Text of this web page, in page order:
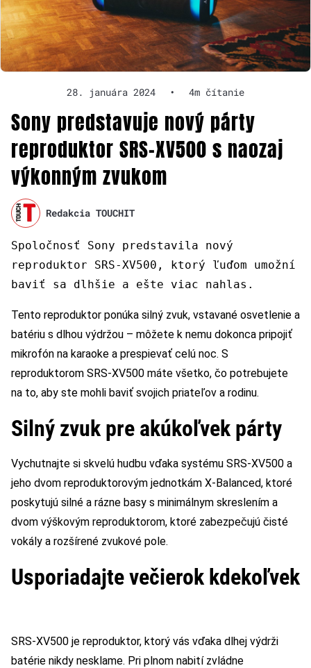
28. januára 2024 • 4m čítanie
Sony predstavuje nový párty
reproduktor SRS-XV500 s naozaj
výkonným zvukom
Redakcia TOUCHIT
Spoločnosť Sony predstavila nový
reproduktor SRS-XV500, ktorý ľuďom umožní
baviť sa dlhšie a ešte viac nahlas.
Tento reproduktor ponúka silný zvuk, vstavané osvetlenie a
batériu s dlhou výdržou – môžete k nemu dokonca pripojiť
mikrofón na karaoke a prespievať celú noc. S
reproduktorom SRS-XV500 máte všetko, čo potrebujete
na to, aby ste mohli baviť svojich priateľov a rodinu.
Silný zvuk pre akúkoľvek párty
Vychutnajte si skvelú hudbu vďaka systému SRS-XV500 a
jeho dvom reproduktorovým jednotkám X-Balanced, ktoré
poskytujú silné a rázne basy s minimálnym skreslením a
dvom výškovým reproduktorom, ktoré zabezpečujú čisté
vokály a rozšírené zvukové pole.
Usporiadajte večierok kdekoľvek
SRS-XV500 je reproduktor, ktorý vás vďaka dlhej výdrži
batérie nikdy nesklame. Pri plnom nabití zvládne